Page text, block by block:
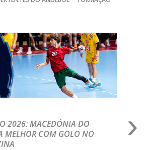
2026: MACEDÓNIA DO
MELHOR COM GOLO NO